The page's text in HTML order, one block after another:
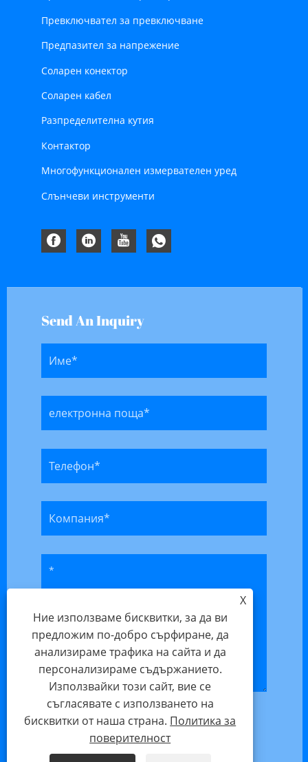
Превключвател за превключване
Предпазител за напрежение
Соларен конектор
Соларен кабел
Разпределителна кутия
Контактор
Многофункционален измервателен уред
Слънчеви инструменти
Send An Inquiry
X
Ние използваме бисквитки, за да ви
предложим по-добро сърфиране, да
анализираме трафика на сайта и да
персонализираме съдържанието.
Използвайки този сайт, вие се
съгласявате с използването на
бисквитки от наша страна. Политика за
поверителност